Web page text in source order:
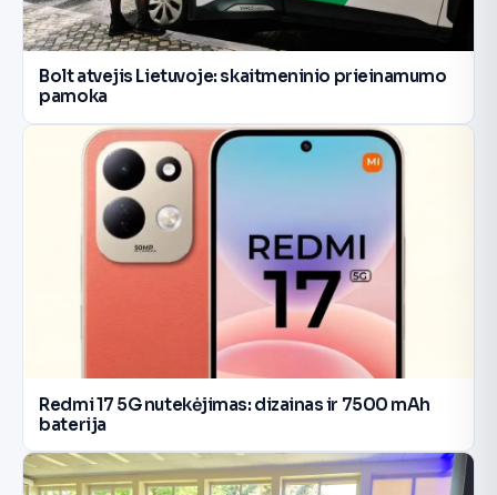
Bolt atvejis Lietuvoje: skaitmeninio prieinamumo
pamoka
Redmi 17 5G nutekėjimas: dizainas ir 7500 mAh
baterija